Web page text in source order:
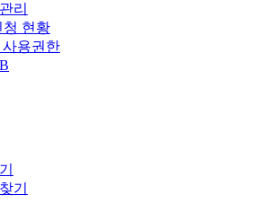
리
청 현황
용권한
기